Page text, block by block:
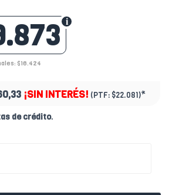
$16.424
¡SIN INTERÉS! (PTF: $22.081)*
de crédito.